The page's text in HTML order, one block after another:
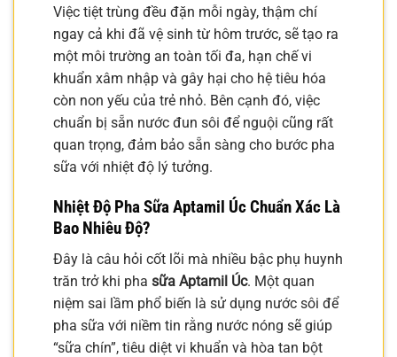
Việc tiệt trùng đều đặn mỗi ngày, thậm chí
ngay cả khi đã vệ sinh từ hôm trước, sẽ tạo ra
một môi trường an toàn tối đa, hạn chế vi
khuẩn xâm nhập và gây hại cho hệ tiêu hóa
còn non yếu của trẻ nhỏ. Bên cạnh đó, việc
chuẩn bị sẵn nước đun sôi để nguội cũng rất
quan trọng, đảm bảo sẵn sàng cho bước pha
sữa với nhiệt độ lý tưởng.
Nhiệt Độ Pha Sữa Aptamil Úc Chuẩn Xác Là
Bao Nhiêu Độ?
Đây là câu hỏi cốt lõi mà nhiều bậc phụ huynh
trăn trở khi pha sữa Aptamil Úc. Một quan
niệm sai lầm phổ biến là sử dụng nước sôi để
pha sữa với niềm tin rằng nước nóng sẽ giúp
“sữa chín”, tiêu diệt vi khuẩn và hòa tan bột